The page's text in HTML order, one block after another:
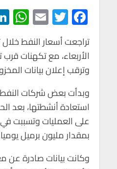
F
ac
e
b
o
o
k
T
wi
tt
er
E
m
ail
h
at
s
A
p
p
تراجعت أسعار النفط
الأربعاء، مع تكهنات قرب
وترقب إعلان بيانات
وبدأت بعض شركات
استعادة أنشطتها، بعد
على العمليات وتسببت
بمقدار مليون برميل
وكانت بيانات صادرة عن